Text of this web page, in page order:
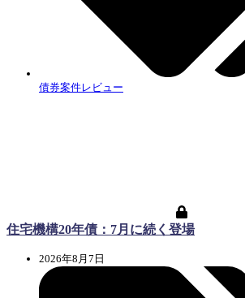
債券案件レビュー
住宅機構20年債：7月に続く登場
2026年8月7日